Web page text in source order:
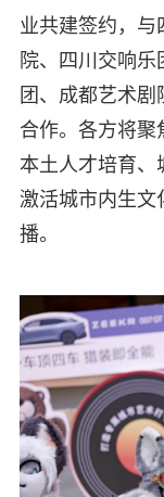
业共建签约，与
院、四川交响
团、成都艺术
合作。各方将聚
本土人才培育、
激活城市内生文
播。